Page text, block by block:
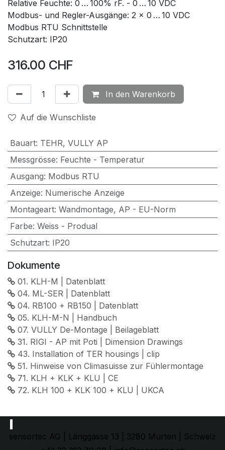
Relative Feuchte: 0 … 100% rF. - 0 … 10 VDC
Modbus- und Regler-Ausgänge: 2 × 0 … 10 VDC
Modbus RTU Schnittstelle
Schutzart: IP20
316.00 CHF
In den Warenkorb
Auf die Wunschliste
Bauart: TEHR, VULLY AP
Messgrösse: Feuchte - Temperatur
Ausgang: Modbus RTU
Anzeige: Numerische Anzeige
Montageart: Wandmontage, AP - EU-Norm
Farbe: Weiss - Produal
Schutzart: IP20
Dokumente
01. KLH-M | Datenblatt
04. ML-SER | Datenblatt
04. RB100 + RB150 | Datenblatt
05. KLH-M-N | Handbuch
07. VULLY De-Montage | Beilageblatt
31. RIGI - AP mit Poti | Dimension Drawings
43. Installation of TER housings | clip
51. Hinweise von Climasuisse zur Fühlermontage
71. KLH + KLK + KLU | CE
72. KLH 100 + KLK 100 + KLU | UKCA
sensortec AG | Länggasse 13 | 3280 Murten | Schweiz